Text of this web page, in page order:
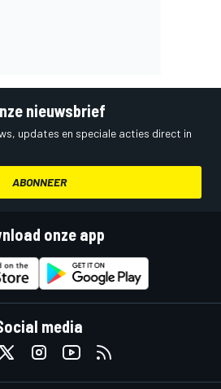
nieuwsbrief
updates en speciale acties direct in
ABONNEER
onze app
media